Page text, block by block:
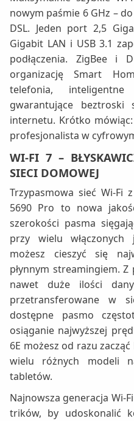
nowym paśmie 6 GHz –
DSL. Jeden port 2,5
Gigabit LAN i USB 3.1
podłączenia. ZigBee i
organizację Smart
telefonia, inteligentne
gwarantujące
internetu. Krótko
profesjonalista w
WI-FI 7 –
SIECI DOMOWEJ
Trzypasmowa sieć Wi-Fi
5690 Pro to nowa
szerokości pasma
przy wielu włączonych
możesz cieszyć się
płynnym streamingiem. Z
nawet duże ilości
przetransferowane w
dostępne pasmo
osiąganie najwyższej
6E możesz od razu
wielu różnych modeli
tabletów.
Najnowsza generacja Wi-
trików, by udoskonalić